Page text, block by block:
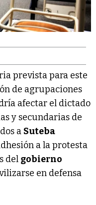
prevista para este
de agrupaciones
afectar el dictado
y secundarias de
a Suteba
a la protesta
del gobierno
en defensa